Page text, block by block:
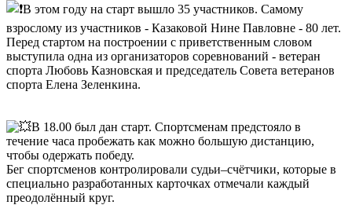
В этом году на старт вышло 35 участников. Самому
взрослому из участников - Казаковой Нине Павловне - 80 лет.
Перед стартом на построении с приветственным словом
выступила одна из организаторов соревнований - ветеран
спорта Любовь Казновская и председатель Совета ветеранов
спорта Елена Зеленкина.
В 18.00 был дан старт. Спортсменам предстояло в
течение часа пробежать как можно большую дистанцию,
чтобы одержать победу.
Бег спортсменов контролировали судьи–счётчики, которые в
специально разработанных карточках отмечали каждый
преодолённый круг.